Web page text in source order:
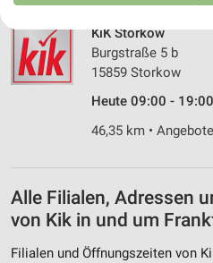
KiK Storkow
Burgstraße 5 b
15859 Storkow
Heute 09:00 -
46,35 km •
Alle Filialen, Adressen
von Kik in und um
Filialen und Öffnungszeiten von
Website/App.
Partnerliste anzeigen (1 IAB-
Wir nutzen Ihre Daten für folgende Zwecke:
IAB-Verarbeitungszwecke:
Speichern von oder Zugriff auf
Werbeanzeigen
Erstellung von Profilen für
Werbung